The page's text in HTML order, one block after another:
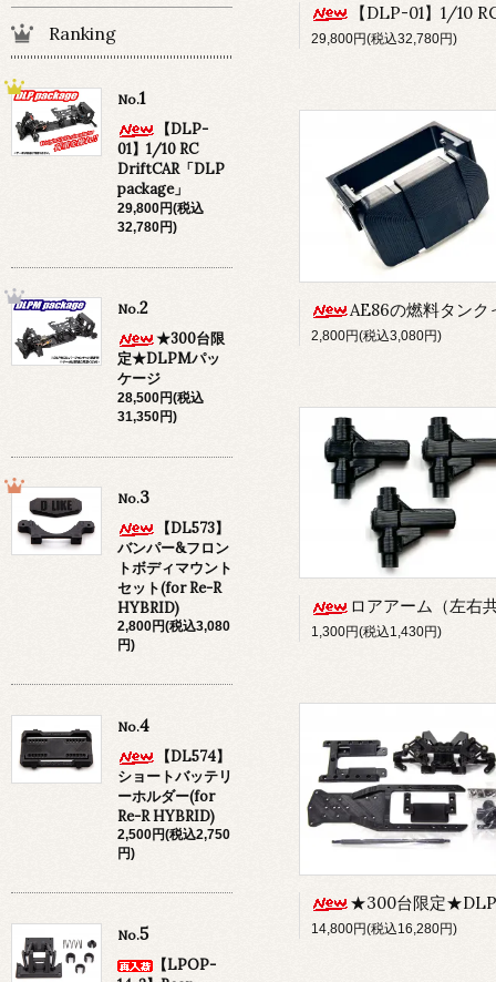
【DLP-01】1/10 RC DriftCAR「DLP
29,800円(税込32,780円)
AE86の燃料タンクっぽ
2,800円(税込3,080円)
ロアアーム（左右共通）3個セット（DLPM補修パー
1,300円(税込1,430円)
★300台限定★DLPMコンバージョン
14,800円(税込16,280円)
Ranking
No.1
【DLP-
01】1/10 RC
DriftCAR「DLP
package」
29,800円(税込
32,780円)
No.2
★300台限
定★DLPMパッ
ケージ
28,500円(税込
31,350円)
No.3
【DL573】
バンパー&フロン
トボディマウント
セット(for Re-R
HYBRID)
2,800円(税込3,080
円)
No.4
【DL574】
ショートバッテリ
ーホルダー(for
Re-R HYBRID)
2,500円(税込2,750
円)
No.5
【LPOP-